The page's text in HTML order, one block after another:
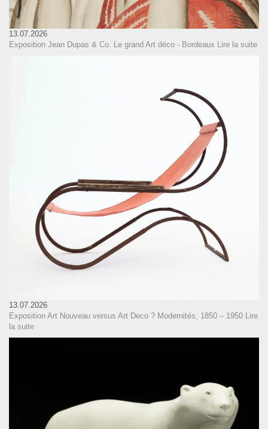
13.07.2026
Exposition Jean Dupas & Co. Le grand Art déco - Bordeaux Lire la suite
13.07.2026
Exposition Art Nouveau versus Art Deco ? Modernités, 1850 – 1950 Lire
la suite